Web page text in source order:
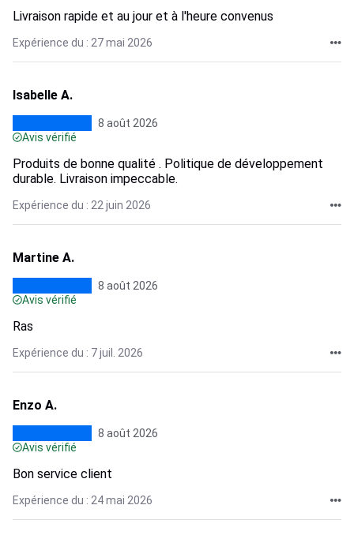
Livraison rapide et au jour et à l'heure convenus
Expérience du : 27 mai 2026
Isabelle A.
8 août 2026
Avis vérifié
Produits de bonne qualité . Politique de développement
durable. Livraison impeccable.
Expérience du : 22 juin 2026
Martine A.
8 août 2026
Avis vérifié
Ras
Expérience du : 7 juil. 2026
Enzo A.
8 août 2026
Avis vérifié
Bon service client
Expérience du : 24 mai 2026